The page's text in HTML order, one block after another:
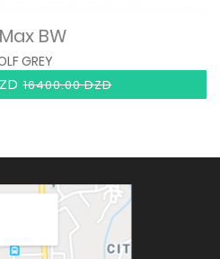
BW
GREY
16400.00 DZD